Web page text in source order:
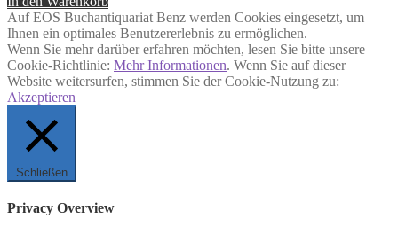
Auf EOS Buchantiquariat Benz werden Cookies eingesetzt, um
Ihnen ein optimales Benutzererlebnis zu ermöglichen.
Wenn Sie mehr darüber erfahren möchten, lesen Sie bitte unsere
Cookie-Richtlinie: Mehr Informationen. Wenn Sie auf dieser
Website weitersurfen, stimmen Sie der Cookie-Nutzung zu:
Akzeptieren
Schließen
Privacy Overview